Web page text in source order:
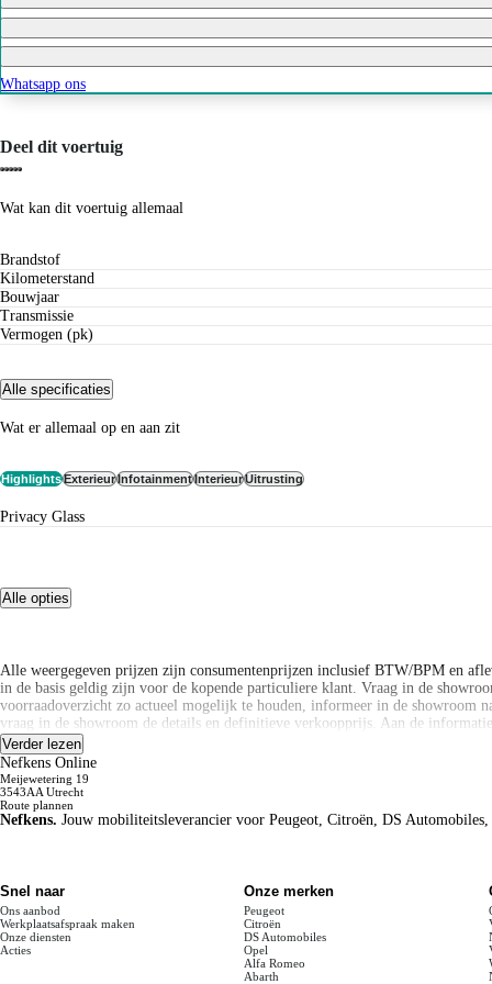
Whatsapp ons
Deel dit voertuig
Wat kan dit voertuig allemaal
Brandstof
Kilometerstand
Bouwjaar
Transmissie
Vermogen (pk)
Alle specificaties
Wat er allemaal op en aan zit
HighlightsExterieurInfotainmentInterieurUitrusting
Privacy Glass
Alle opties
Alle weergegeven prijzen zijn consumentenprijzen inclusief BTW/BPM en
in de basis geldig zijn voor de kopende particuliere klant. Vraag in de
voorraadoverzicht zo actueel mogelijk te houden, informeer in de showroom
vraag in de showroom de details en definitieve verkoopprijs. Aan de
Alle weergegeven prijzen zijn consumentenprijzen inclusief BTW/BPM en
in de basis geldig zijn voor de kopende particuliere klant. Vraag in de
voorraadoverzicht zo actueel mogelijk te houden, informeer in de showroom
vraag in de showroom de details en definitieve verkoopprijs. Aan de
Verder lezen
Nefkens Online
Meijewetering 19
3543AA Utrecht
Route plannen
Nefkens. Jouw mobiliteitsleverancier voor Peugeot, Citroën, DS
Snel naar
Ons aanbod
Werkplaatsafspraak maken
Onze diensten
Acties
Onze merken
Peugeot
Citroën
DS Automobiles
Opel
Alfa Romeo
Abarth